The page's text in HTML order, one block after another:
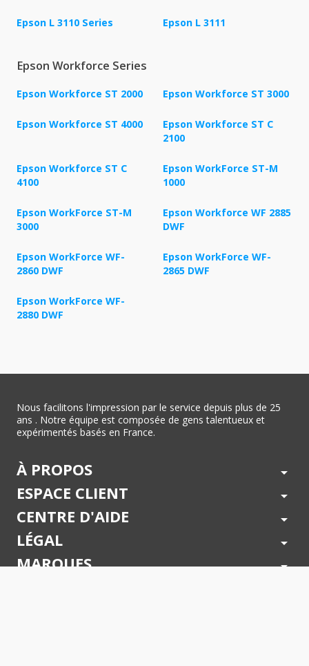
Epson L 3110 Series Epson L 3111
Epson Workforce Series
Epson Workforce ST 2000 Epson Workforce ST 3000
Epson Workforce ST 4000
Epson Workforce ST C
2100
Epson Workforce ST C
4100
Epson WorkForce ST-M
1000
Epson WorkForce ST-M
3000
Epson Workforce WF 2885
DWF
Epson WorkForce WF-
2860 DWF
Epson WorkForce WF-
2865 DWF
Epson WorkForce WF-
2880 DWF
Nous facilitons l'impression par le service depuis plus de 25
ans . Notre équipe est composée de gens talentueux et
expérimentés basés en France.
À PROPOS arrow_drop_down
ESPACE CLIENT arrow_drop_down
CENTRE D'AIDE arrow_drop_down
LÉGAL arrow_drop_down
MARQUES arrow_drop_down